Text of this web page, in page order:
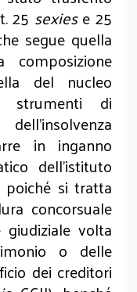
25 sexiese 25
segue quella
del nucleo
strumenti di
in inganno
dell’istituto
poiché si tratta
concorsuale
volta
o delle
dei creditori